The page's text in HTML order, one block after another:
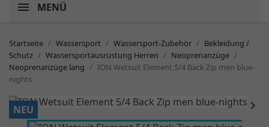
MENÜ
Startseite Wassersport Wassersport-Zubehör
Bekleidung /
Schutz
Wassersportausrüstung Herren
Neoprenanzüge
Neoprenanzüge lang
ION Wetsuit Element 5/4 Back Zip men blue-
nights
NEU
 